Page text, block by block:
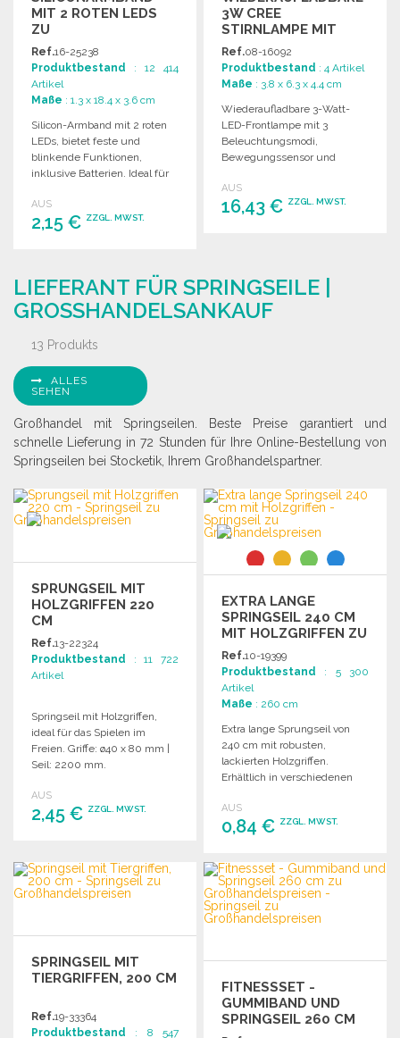
MIT 2 ROTEN LEDS
ZU
GROSSHANDELSPREISEN
Ref.16-25238
Produktbestand : 12 414
Artikel
Maße : 1.3 x 18.4 x 3.6 cm
Silicon-Armband mit 2 roten
LEDs, bietet feste und
blinkende Funktionen,
inklusive Batterien. Ideal für
AUS
2,15 € ZZGL. MWST.
Angebot anfordern
3W CREE
STIRNLAMPE MIT
BEWEGUNGSSENSOR
Ref.08-16092
Produktbestand : 4 Artikel
Maße : 3.8 x 6.3 x 4.4 cm
Wiederaufladbare 3-Watt-
LED-Frontlampe mit 3
Beleuchtungsmodi,
Bewegungssensor und
verschiedene Anwendungen.
AUS
16,43 € ZZGL. MWST.
LIEFERANT FÜR SPRINGSEILE |
GROSSHANDELSANKAUF
13 Produkts
ALLES
SEHEN
Großhandel mit Springseilen. Beste Preise garantiert und
schnelle Lieferung in 72 Stunden für Ihre Online-Bestellung von
Springseilen bei Stocketik, Ihrem Großhandelspartner.
SPRUNGSEIL MIT
HOLZGRIFFEN 220
CM
Ref.13-22324
Produktbestand : 11 722
Artikel
Springseil mit Holzgriffen,
ideal für das Spielen im
Freien. Griffe: ø40 x 80 mm |
Seil: 2200 mm.
AUS
2,45 € ZZGL. MWST.
Angebot anfordern
EXTRA LANGE
SPRINGSEIL 240 CM
MIT HOLZGRIFFEN ZU
GROSSHANDELSPREISEN
Ref.10-19399
Produktbestand : 5 300
Artikel
Maße : 260 cm
Extra lange Sprungseil von
240 cm mit robusten,
lackierten Holzgriffen.
Erhältlich in verschiedenen
Freizeit.
AUS
0,84 € ZZGL. MWST.
BESTELLEN
Angebot anfordern
SPRINGSEIL MIT
TIERGRIFFEN, 200 CM
Ref.19-33364
Produktbestand : 8 547
FITNESSSET -
GUMMIBAND UND
SPRINGSEIL 260 CM